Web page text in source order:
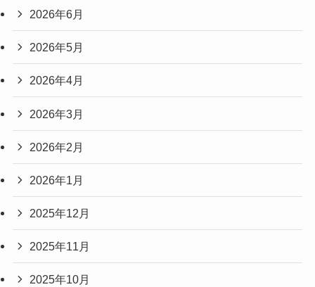
2026年6月
2026年5月
2026年4月
2026年3月
2026年2月
2026年1月
2025年12月
2025年11月
2025年10月